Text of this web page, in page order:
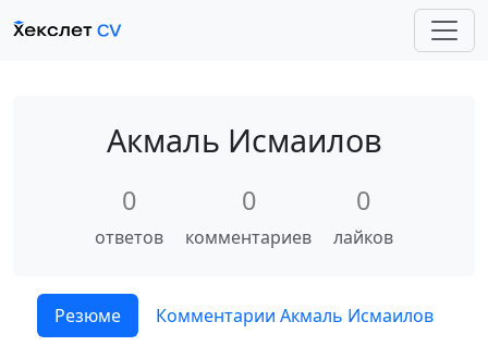
Акмаль Исмаилов
0
ответов
0
комментариев
0
лайков
Резюме
Комментарии Акмаль Исмаилов